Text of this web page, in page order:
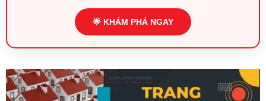
🌟 KHÁM PHÁ NGAY